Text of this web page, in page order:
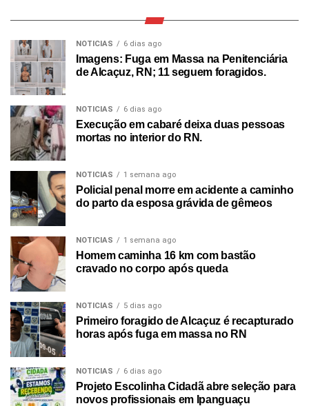
NOTICIAS 6 dias ago
Imagens: Fuga em Massa na Penitenciária
de Alcaçuz, RN; 11 seguem foragidos.
NOTICIAS 6 dias ago
Execução em cabaré deixa duas pessoas
mortas no interior do RN.
NOTICIAS 1 semana ago
Policial penal morre em acidente a caminho
do parto da esposa grávida de gêmeos
NOTICIAS 1 semana ago
Homem caminha 16 km com bastão
cravado no corpo após queda
NOTICIAS 5 dias ago
Primeiro foragido de Alcaçuz é recapturado
horas após fuga em massa no RN
NOTICIAS 6 dias ago
Projeto Escolinha Cidadã abre seleção para
novos profissionais em Ipanguaçu